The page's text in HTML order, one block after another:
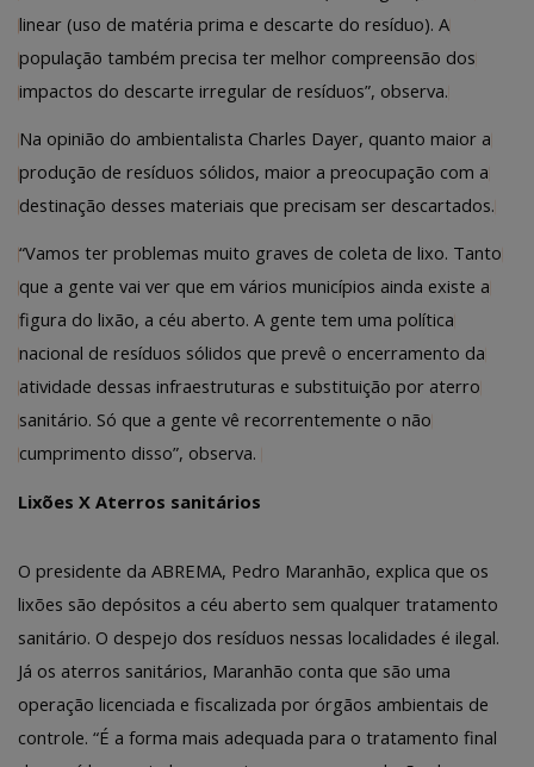
linear (uso de matéria prima e descarte do resíduo). A
população também precisa ter melhor compreensão dos
impactos do descarte irregular de resíduos”, observa.
Na opinião do ambientalista Charles Dayer, quanto maior a
produção de resíduos sólidos, maior a preocupação com a
destinação desses materiais que precisam ser descartados.
“Vamos ter problemas muito graves de coleta de lixo. Tanto
que a gente vai ver que em vários municípios ainda existe a
figura do lixão, a céu aberto. A gente tem uma política
nacional de resíduos sólidos que prevê o encerramento da
atividade dessas infraestruturas e substituição por aterro
sanitário. Só que a gente vê recorrentemente o não
cumprimento disso”, observa.
Lixões X Aterros sanitários
O presidente da ABREMA, Pedro Maranhão, explica que os
lixões são depósitos a céu aberto sem qualquer tratamento
sanitário. O despejo dos resíduos nessas localidades é ilegal.
Já os aterros sanitários, Maranhão conta que são uma
operação licenciada e fiscalizada por órgãos ambientais de
controle. “É a forma mais adequada para o tratamento final